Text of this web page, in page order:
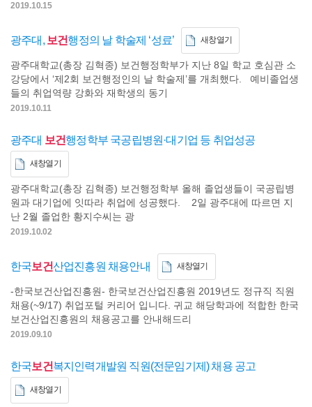
2019.10.15
광주대, 보건행정의 날 학술제 ‘성료’ 새창열기
광주대학교(총장 김혁종) 보건행정학부가 지난 8일 학교 호심관 소
강당에서 ‘제2회 보건행정인의 날 학술제’를 개최했다. 예비졸업생
들의 취업역량 강화와 재학생의 동기
2019.10.11
광주대 보건행정학부 국공립병원·대기업 등 취업성공
새창열기
광주대학교(총장 김혁종) 보건행정학부 올해 졸업생들이 국공립병
원과 대기업에 잇따라 취업에 성공했다. 2일 광주대에 따르면 지
난 2월 졸업한 황지수씨는 광
2019.10.02
한국보건산업진흥원 채용안내 새창열기
-한국보건산업진흥원- 한국보건산업진흥원 2019년도 정규직 직원
채용(~9/17) 취업포털 커리어 입니다. 귀교 해당학과에 적합한 한국
보건산업진흥원의 채용공고를 안내해드리
2019.09.10
한국보건복지인력개발원 직원(전문임기제) 채용 공고
새창열기